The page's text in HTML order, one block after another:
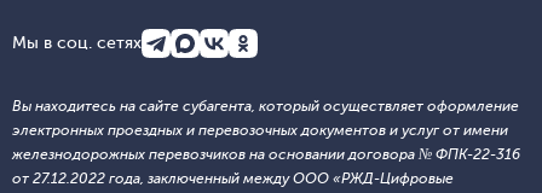
Мы в соц. сетях
Вы находитесь на сайте субагента, который осуществляет оформление
электронных проездных и перевозочных документов и услуг от имени
железнодорожных перевозчиков на основании договора № ФПК-22-316
от 27.12.2022 года, заключенный между ООО «РЖД-Цифровые